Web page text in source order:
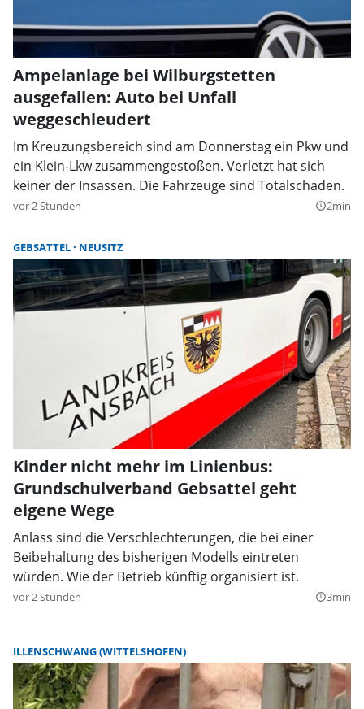
Ampelanlage bei Wilburgstetten
ausgefallen: Auto bei Unfall
weggeschleudert
Im Kreuzungsbereich sind am Donnerstag ein Pkw und
ein Klein-Lkw zusammengestoßen. Verletzt hat sich
keiner der Insassen. Die Fahrzeuge sind Totalschaden.
vor 2 Stunden query_builder2min
GEBSATTEL NEUSITZ
Kinder nicht mehr im Linienbus:
Grundschulverband Gebsattel geht
eigene Wege
Anlass sind die Verschlechterungen, die bei einer
Beibehaltung des bisherigen Modells eintreten
würden. Wie der Betrieb künftig organisiert ist.
vor 2 Stunden query_builder3min
ILLENSCHWANG (WITTELSHOFEN)